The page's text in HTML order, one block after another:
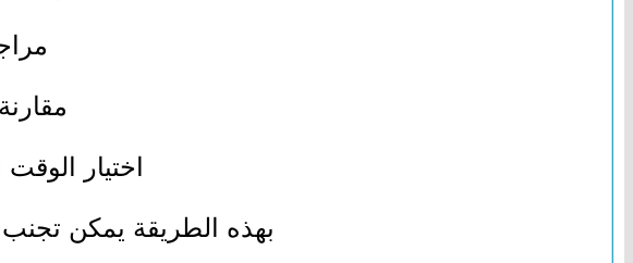
اختيار
بهذه الطريقة يمكن تجنب